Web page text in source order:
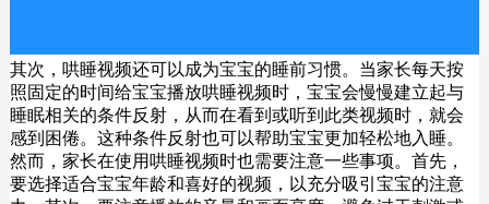
其次，哄睡视频还可以成为宝宝的睡前习惯。当家长每天按
照固定的时间给宝宝播放哄睡视频时，宝宝会慢慢建立起与
睡眠相关的条件反射，从而在看到或听到此类视频时，就会
感到困倦。这种条件反射也可以帮助宝宝更加轻松地入睡。
然而，家长在使用哄睡视频时也需要注意一些事项。首先，
要选择适合宝宝年龄和喜好的视频，以充分吸引宝宝的注意